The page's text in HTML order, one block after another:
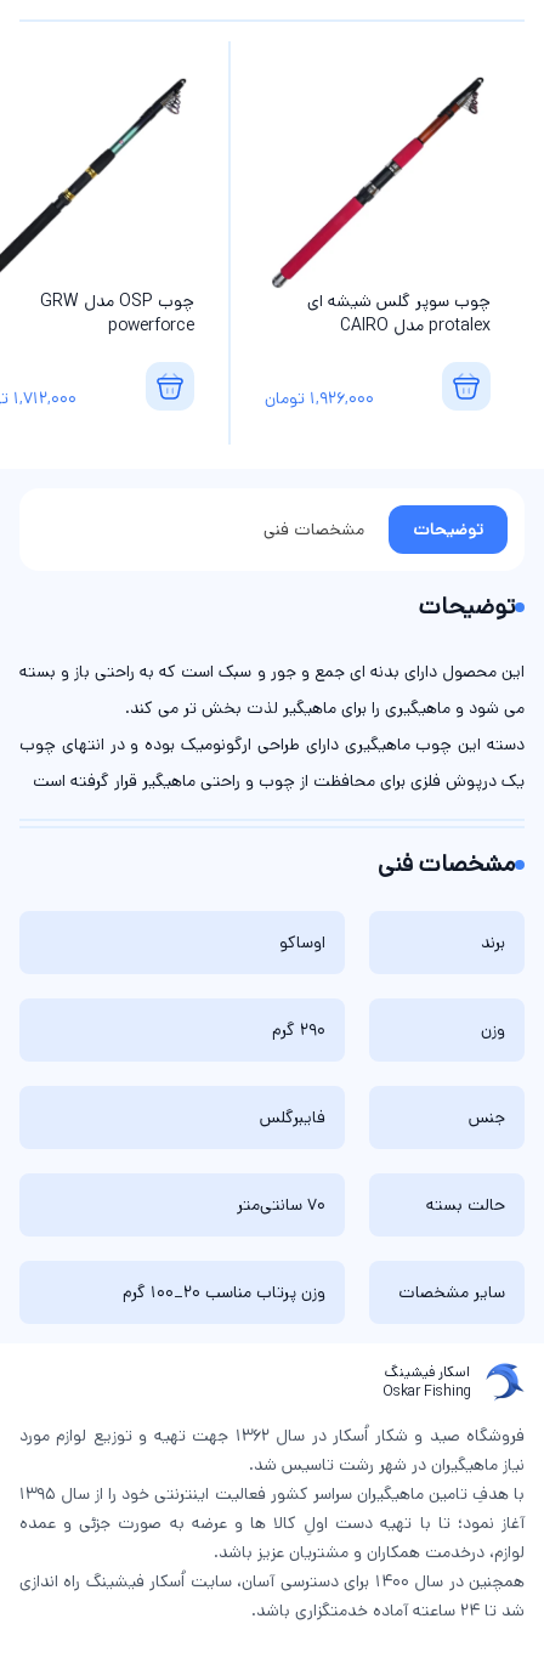
چوب سوپر گلس شیشه ای
protalex مدل CAIRO
1,926,000 تومان
چوب OSP مدل GRW
powerforce
1,712,000
توضیحات مشخصات فنی
توضیحات
این محصول دارای بدنه ای جمع و جور و سبک است که به راحتی باز و بسته
می شود و ماهیگیری را برای ماهیگیر لذت بخش تر می کند.
دسته این چوب ماهیگیری دارای طراحی ارگونومیک بوده و در انتهای چوب
یک درپوش فلزی برای محافظت از چوب و راحتی ماهیگیر قرار گرفته است
مشخصات فنی
برند اوساکو
وزن 290 گرم
جنس فایبرگلس
حالت بسته 70 سانتی‌متر
سایر مشخصات وزن پرتاب مناسب 20_100 گرم
اسکار فیشینگ
Oskar Fishing
فروشگاه صید و شکار اُسکار در سال 1362 جهت تهیه و توزیع لوازم مورد
نیاز ماهیگیران در شهر رشت تاسیس شد.
با هدفِ تامین ماهیگیران سراسر کشور فعالیت اینترنتی خود را از سال 1395
آغاز نمود؛ تا با تهیه دست اولِ کالا ها و عرضه به صورت جزئی و عمده
لوازم، درخدمت همکاران و مشتریان عزیز باشد.
همچنین در سال 1400 برای دسترسی آسان، سایت اُسکار فیشینگ راه اندازی
شد تا 24 ساعته آماده خدمتگزاری باشد.